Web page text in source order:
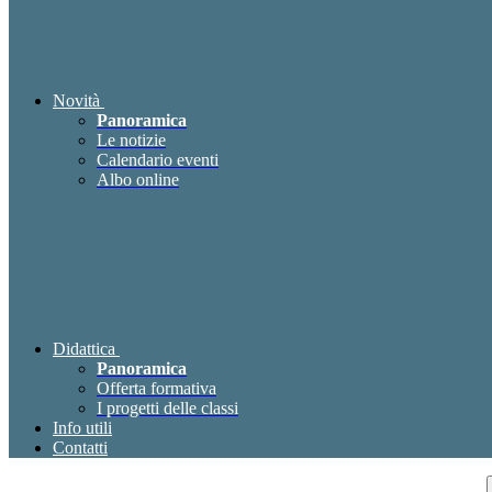
Novità
Panoramica
Le notizie
Calendario eventi
Albo online
Didattica
Panoramica
Offerta formativa
I progetti delle classi
Info utili
Contatti